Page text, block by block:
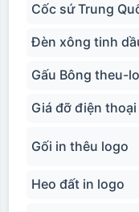
Cốc sứ Trung
Đèn xông tinh
Gấu Bông theu-
Giá đỡ điện thoại
Gối in thêu logo
Heo đất in logo